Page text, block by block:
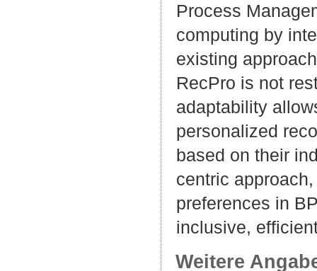
Process
computing by
existing
RecPro is not
adaptability
personalized
based on their
centric
preferences in
inclusive,
Weitere